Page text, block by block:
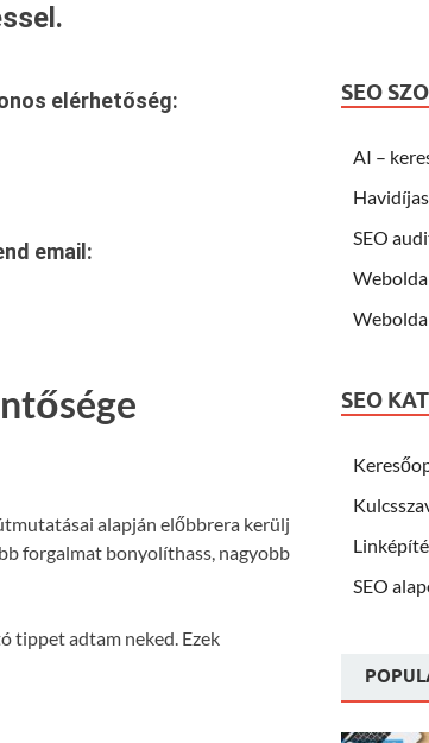
elérhetőség:
email:
alapján előbbrera kerülj
forgalmat bonyolíthass, nagyobb
tippet adtam neked. Ezek
SEO
AI –
SEO
SEO
SEO